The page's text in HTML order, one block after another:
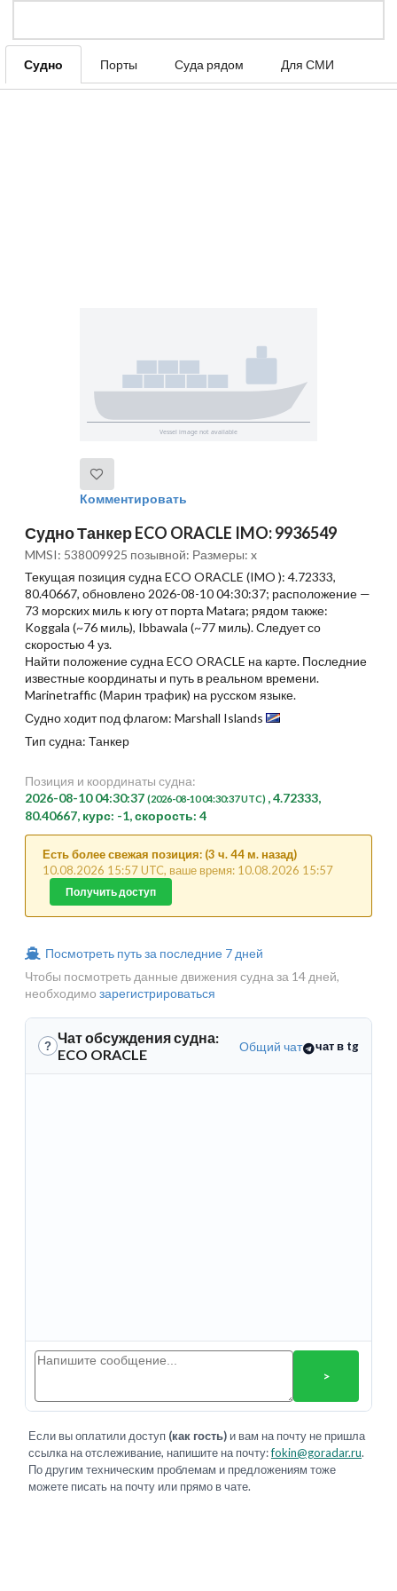
Судно Порты Суда рядом Для СМИ
Комментировать
Судно Танкер ECO ORACLE IMO: 9936549
MMSI: 538009925 позывной: Размеры: x
Текущая позиция судна ECO ORACLE (IMO ): 4.72333,
80.40667, обновлено 2026-08-10 04:30:37; расположение —
73 морских миль к югу от порта Matara; рядом также:
Koggala (~76 миль), Ibbawala (~77 миль). Следует со
скоростью 4 уз.
Найти положение судна ECO ORACLE на карте. Последние
известные координаты и путь в реальном времени.
Marinetraffic (Марин трафик) на русском языке.
Судно ходит под флагом: Marshall Islands
Тип судна: Танкер
Позиция и координаты судна:
2026-08-10 04:30:37 (2026-08-10 04:30:37 UTC) , 4.72333,
80.40667, курс: -1, скорость: 4
Есть более свежая позиция: (3 ч. 44 м. назад)
10.08.2026 15:57 UTC, ваше время: 10.08.2026 15:57
Получить доступ
Посмотреть путь за последние 7 дней
Чтобы посмотреть данные движения судна за 14 дней,
необходимо зарегистрироваться
? Чат обсуждения судна:
ECO ORACLE
Общий чат чат в tg
>
Если вы оплатили доступ (как гость) и вам на почту не пришла
ссылка на отслеживание, напишите на почту:fokin@goradar.ru.
По другим техническим проблемам и предложениям тоже
можете писать на почту или прямо в чате.